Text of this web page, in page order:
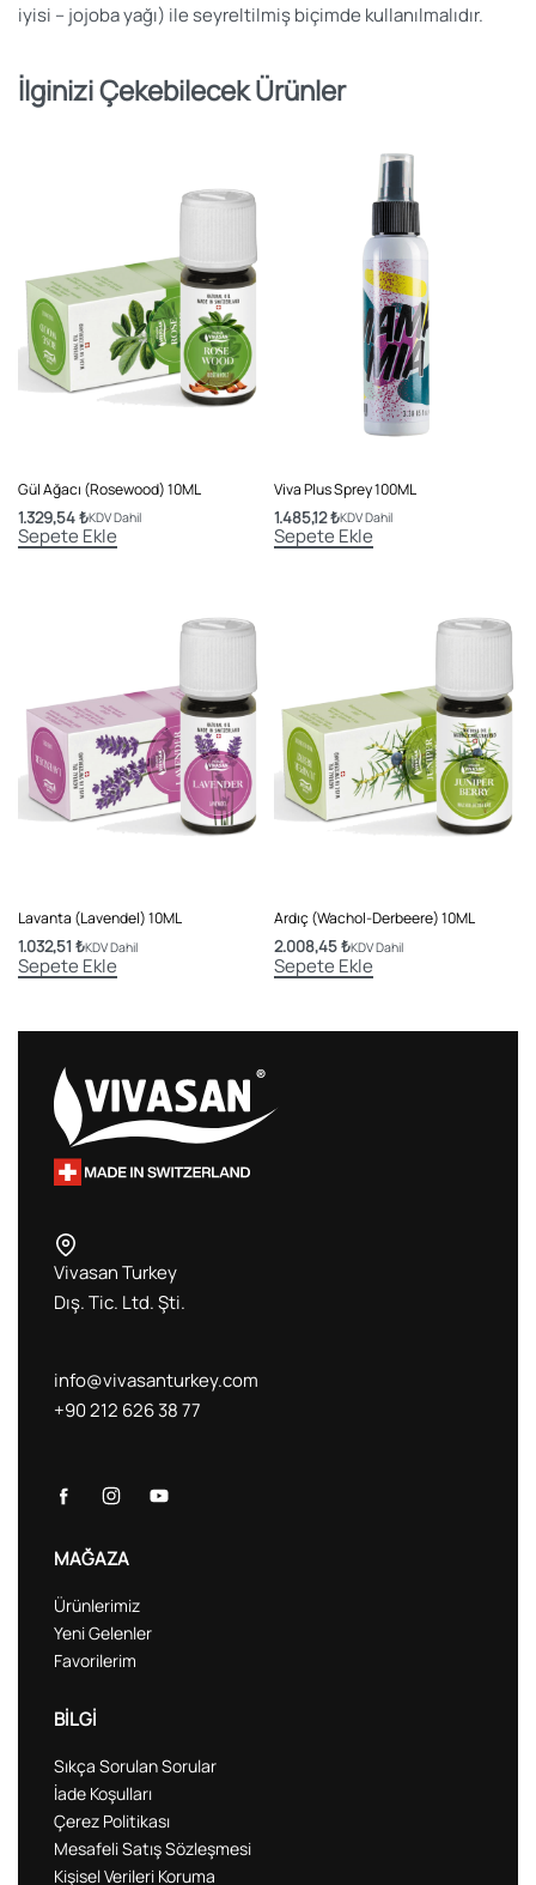
iyisi – jojoba yağı) ile seyreltilmiş biçimde kullanılmalıdır.
İlginizi Çekebilecek Ürünler
Gül Ağacı (Rosewood) 10ML
1.329,54₺KDV Dahil
Sepete Ekle
Viva Plus Sprey 100ML
1.485,12₺KDV Dahil
Sepete Ekle
Lavanta (Lavendel) 10ML
1.032,51 ₺KDV Dahil
Sepete Ekle
Ardıç (Wachol-Derbeere) 10ML
2.008,45₺KDV Dahil
Sepete Ekle
Vivasan Turkey
Dış. Tic. Ltd. Şti.
info@vivasanturkey.com
+90 212 626 38 77
MAĞAZA
Ürünlerimiz
Yeni Gelenler
Favorilerim
BİLGİ
Sıkça Sorulan Sorular
İade Koşulları
Çerez Politikası
Mesafeli Satış Sözleşmesi
Kişisel Verileri Koruma